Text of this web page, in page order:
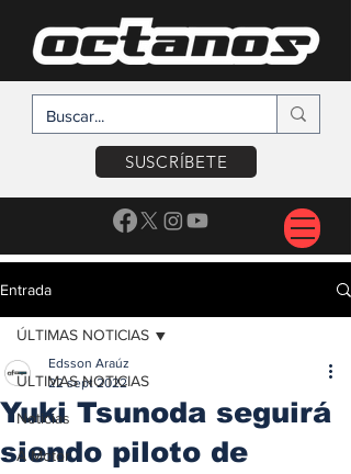
SUSCRÍBETE
Entrada
ÚLTIMAS NOTICIAS
Noticias
A Motor
ÚLTIMAS NOTICIAS
Yuki Tsunoda seguirá
siendo piloto de
Edsson Araúz
22 sept 2022